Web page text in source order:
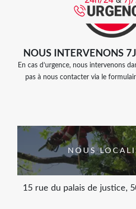
NOUS INTERVENONS
En cas d’urgence, nous intervenons
pas à nous contacter via le
NOUS
15 rue du palais de justice,